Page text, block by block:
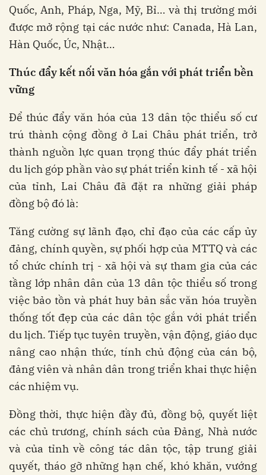
Quốc, Anh, Pháp, Nga, Mỹ, Bỉ… và thị trường mới
được mở rộng tại các nước như: Canada, Hà Lan,
Hàn Quốc, Úc, Nhật…
Thúc đẩy kết nối văn hóa gắn với phát triển bền
vững
Để thúc đẩy văn hóa của 13 dân tộc thiểu số cư
trú thành cộng đồng ở Lai Châu phát triển, trở
thành nguồn lực quan trọng thúc đẩy phát triển
du lịch góp phần vào sự phát triển kinh tế - xã hội
của tỉnh, Lai Châu đã đặt ra những giải pháp
đồng bộ đó là:
Tăng cường sự lãnh đạo, chỉ đạo của các cấp ủy
đảng, chính quyền, sự phối hợp của MTTQ và các
tổ chức chính trị - xã hội và sự tham gia của các
tầng lớp nhân dân của 13 dân tộc thiểu số trong
việc bảo tồn và phát huy bản sắc văn hóa truyền
thống tốt đẹp của các dân tộc gắn với phát triển
du lịch. Tiếp tục tuyên truyền, vận động, giáo dục
nâng cao nhận thức, tính chủ động của cán bộ,
đảng viên và nhân dân trong triển khai thực hiện
các nhiệm vụ.
Đồng thời, thực hiện đầy đủ, đồng bộ, quyết liệt
các chủ trương, chính sách của Đảng, Nhà nước
và của tỉnh về công tác dân tộc, tập trung giải
quyết, tháo gỡ những hạn chế, khó khăn, vướng